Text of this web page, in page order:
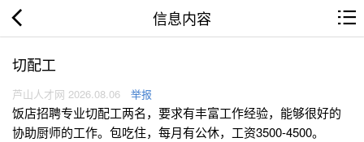
信息内容
切配工
芦山人才网 2026.08.06 举报
饭店招聘专业切配工两名，要求有丰富工作经验，能够很好的
协助厨师的工作。包吃住，每月有公休，工资3500-4500。